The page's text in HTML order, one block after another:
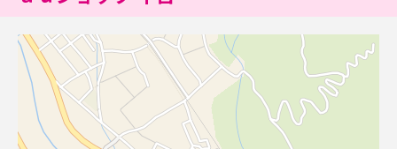
My UQ mobile
UQ mobile
データチャージサイト
UQ WiMAX
UQ WiMAX